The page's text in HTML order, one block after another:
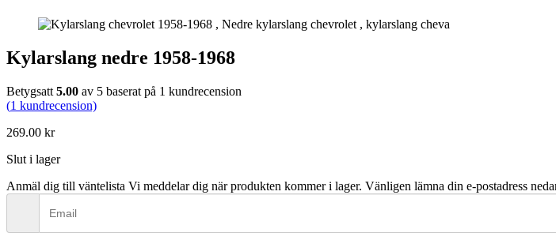
Kylarslang nedre 1958-1968
Betygsatt 5.00 av 5 baserat på 1 kundrecension
(1 kundrecension)
269.00 kr
Slut i lager
Anmäl dig till väntelista Vi meddelar dig när produkten kommer i lager. Vänligen lämna din e-postadress